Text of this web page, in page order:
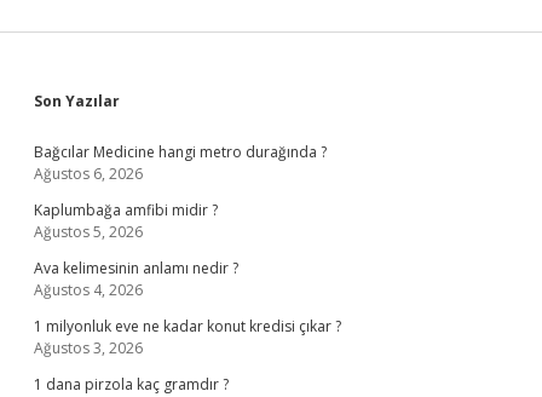
Sidebar
Son Yazılar
Bağcılar Medicine hangi metro durağında ?
Ağustos 6, 2026
Kaplumbağa amfibi midir ?
Ağustos 5, 2026
Ava kelimesinin anlamı nedir ?
Ağustos 4, 2026
1 milyonluk eve ne kadar konut kredisi çıkar ?
Ağustos 3, 2026
1 dana pirzola kaç gramdır ?